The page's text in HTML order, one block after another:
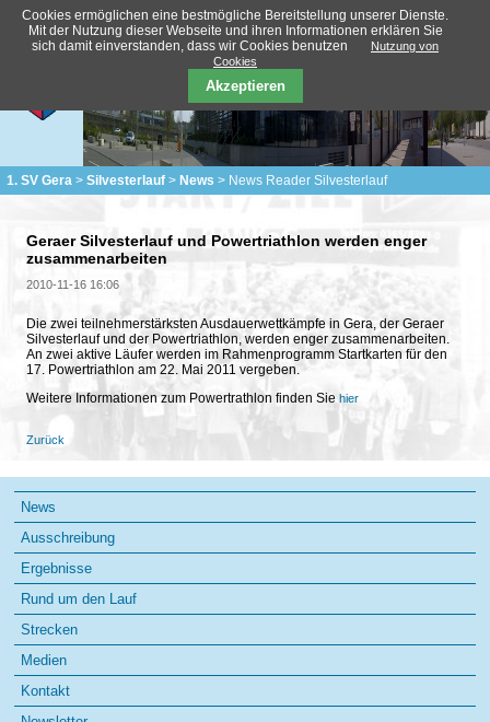
1. SV Gera Silvesterlauf News News Reader Silvesterlauf
Geraer Silvesterlauf und Powertriathlon werden enger
zusammenarbeiten
2010-11-16 16:06
Die zwei teilnehmerstärksten Ausdauerwettkämpfe in Gera, der Geraer
Silvesterlauf und der Powertriathlon, werden enger zusammenarbeiten.
An zwei aktive Läufer werden im Rahmenprogramm Startkarten für den
17. Powertriathlon am 22. Mai 2011 vergeben.
Weitere Informationen zum Powertrathlon finden Sie hier
Zurück
Navigation
überspringen
News
Ausschreibung
Ergebnisse
Rund um den Lauf
Strecken
Medien
Kontakt
Cookies ermöglichen eine bestmögliche Bereitstellung unserer Dienste.
Mit der Nutzung dieser Webseite und ihren Informationen erklären Sie
sich damit einverstanden, dass wir Cookies benutzen
Nutzung von
Cookies
Akzeptieren